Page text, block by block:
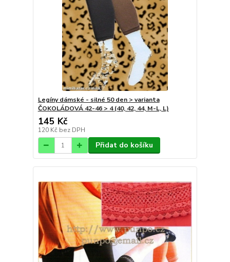
Legíny dámské - silné 50 den > varianta
ČOKOLÁDOVÁ 42-46 > 4 (40, 42, 44, M-L, L)
145 Kč
120 Kč bez DPH
Přidat do košíku